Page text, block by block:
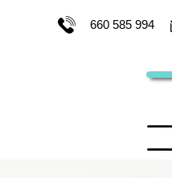
660 585 994